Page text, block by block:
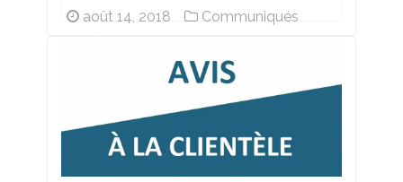
août 14, 2018 Communiqués